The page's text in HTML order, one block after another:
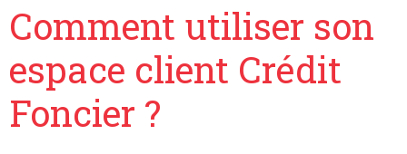
Comment utiliser son
espace client Crédit
Foncier ?